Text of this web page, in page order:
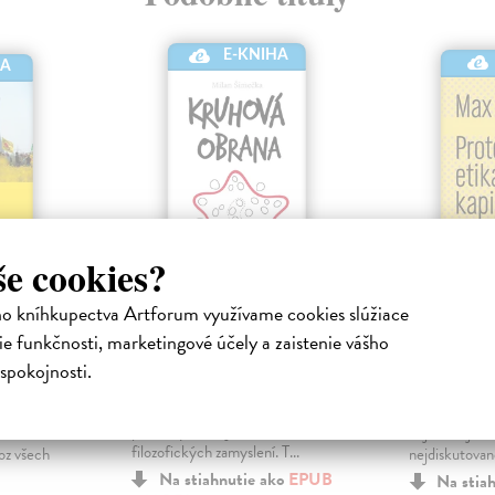
cookies?
kníhkupectva Artforum využívame cookies slúžiace
funkčnosti, marketingové účely a zaistenie vášho
všech
E-KNIHA
Kruhová obrana
Šimečka Milan| Elektronická
filozofických zamyslení. T...
Na stiahnutie ako EPUB
a
Na